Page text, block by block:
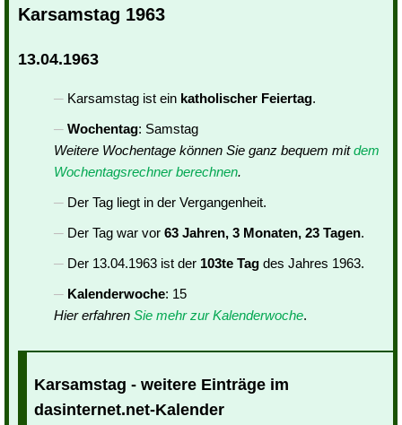
Karsamstag 1963
13.04.1963
Karsamstag ist ein katholischer Feiertag.
Wochentag: Samstag
Weitere Wochentage können Sie ganz bequem mitdem
Wochentagsrechner berechnen.
Der Tag liegt in der Vergangenheit.
Der Tag war vor 63 Jahren, 3 Monaten, 23 Tagen.
Der 13.04.1963 ist der 103te Tag des Jahres 1963.
Kalenderwoche: 15
Hier erfahren Sie mehr zur Kalenderwoche.
Karsamstag - weitere Einträge im
dasinternet.net-Kalender